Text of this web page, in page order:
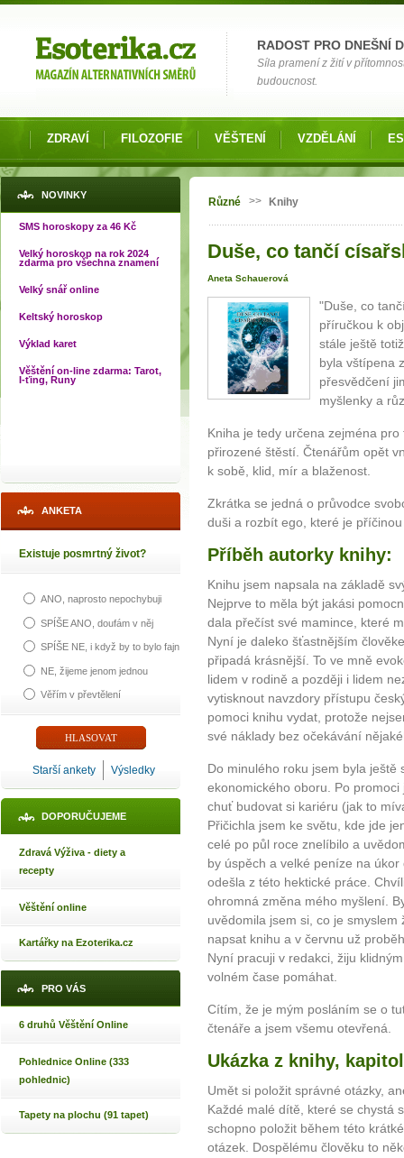
RADOST PRO DNEŠNÍ
Síla pramení z žití v
budoucnost.
ZDRAVÍ FILOZOFIE VĚŠTENÍ VZDĚLÁNÍ
NOVINKY
SMS horoskopy za 46 Kč
Velký horoskop na rok 2024
zdarma pro všechna znamení
Velký snář online
Keltský horoskop
Výklad karet
Věštění on-line zdarma: Tarot,
I-ťing, Runy
ANKETA
Existuje posmrtný život?
ANO, naprosto nepochybuji
SPÍŠE ANO, doufám v něj
SPÍŠE NE, i když by to bylo fajn
NE, žijeme jenom jednou
Věřím v převtělení
Starší ankety Výsledky
DOPORUČUJEME
Zdravá Výživa - diety a
recepty
Věštění online
Kartářky na Ezoterika.cz
PRO VÁS
6 druhů Věštění Online
Pohlednice Online (333
pohlednic)
Tapety na plochu (91 tapet)
Jste zde
Různé >> Knihy
Duše, co tančí
Aneta Schauerová
"Duše, co
příručkou k
stále ještě
byla vštípena
přesvědčení
myšlenky a
Kniha je tedy určena zejména
přirozené štěstí. Čtenářům opět
k sobě, klid, mír a blaženost.
Zkrátka se jedná o průvodce
duši a rozbít ego, které je
Příběh autorky knihy:
Knihu jsem napsala na základě
Nejprve to měla být jakási
dala přečíst své mamince, které
Nyní je daleko šťastnějším
připadá krásnější. To ve mně
lidem v rodině a později i lidem
vytisknout navzdory přístupu
pomoci knihu vydat, protože
své náklady bez očekávání
Do minulého roku jsem byla
ekonomického oboru. Po
chuť budovat si kariéru (jak to
Přičichla jsem ke světu, kde jde
celé po půl roce znelíbilo a
by úspěch a velké peníze na
odešla z této hektické práce.
ohromná změna mého myšlení.
uvědomila jsem si, co je
napsat knihu a v červnu už
Nyní pracuji v redakci, žiju
volném čase pomáhat.
Cítím, že je mým posláním se o
čtenáře a jsem všemu otevřená.
Ukázka z knihy,
Umět si položit správné otázky,
Každé malé dítě, které se chystá
schopno položit během této
otázek. Dospělému člověku to